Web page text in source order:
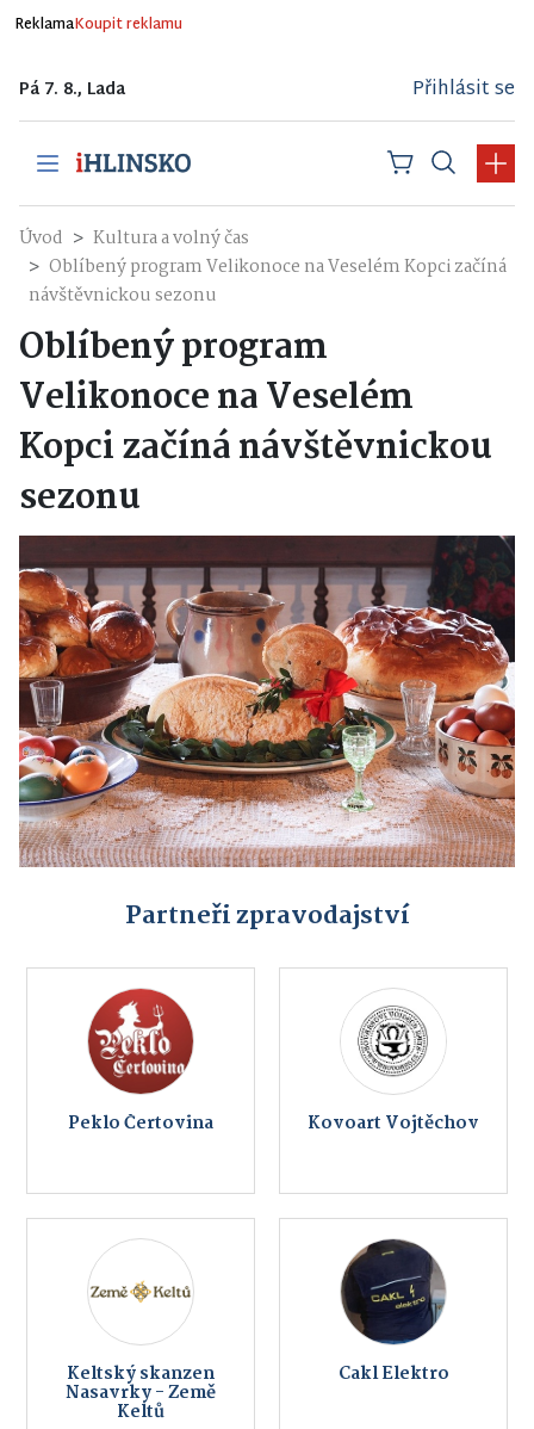
ReklamaKoupit reklamu
Pá 7. 8., Lada Přihlásit se
Úvod
Kultura a volný čas
Oblíbený program Velikonoce na Veselém Kopci začíná
návštěvnickou sezonu
Oblíbený program
Velikonoce na Veselém
Kopci začíná návštěvnickou
sezonu
Partneři zpravodajství
Peklo Čertovina Kovoart Vojtěchov
Keltský skanzen
Nasavrky - Země
Keltů
Cakl Elektro